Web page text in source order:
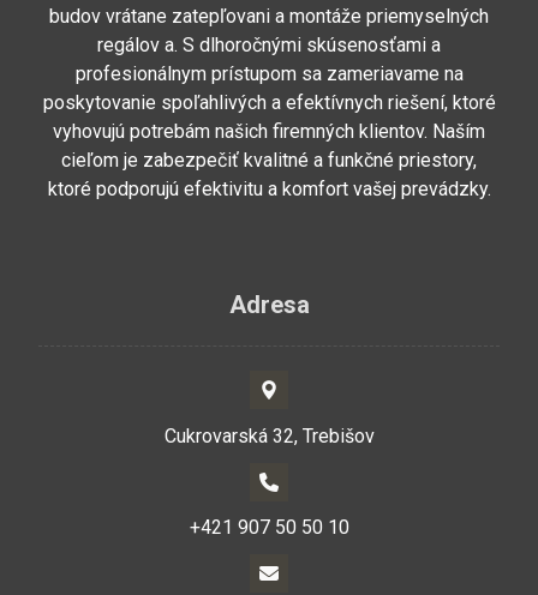
budov vrátane zatepľovani a montáže priemyselných
regálov a. S dlhoročnými skúsenosťami a
profesionálnym prístupom sa zameriavame na
poskytovanie spoľahlivých a efektívnych riešení, ktoré
vyhovujú potrebám našich firemných klientov. Naším
cieľom je zabezpečiť kvalitné a funkčné priestory,
ktoré podporujú efektivitu a komfort vašej prevádzky.
Adresa
Cukrovarská 32, Trebišov
+421 907 50 50 10